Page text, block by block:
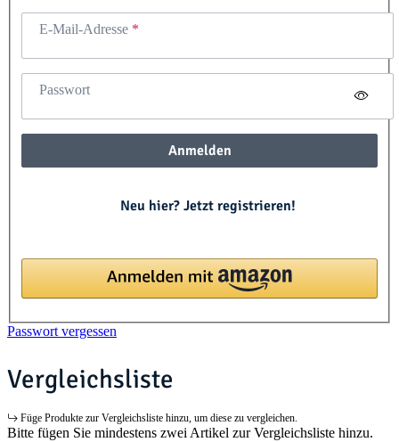
E-Mail-Adresse
Passwort
Anmelden
Neu hier? Jetzt registrieren!
Passwort vergessen
Vergleichsliste
Füge Produkte zur Vergleichsliste hinzu, um diese zu vergleichen.
Bitte fügen Sie mindestens zwei Artikel zur Vergleichsliste hinzu.